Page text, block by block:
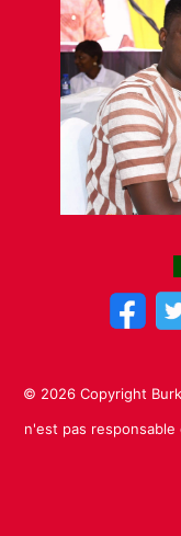
© 2026 Copyright
n'est pas